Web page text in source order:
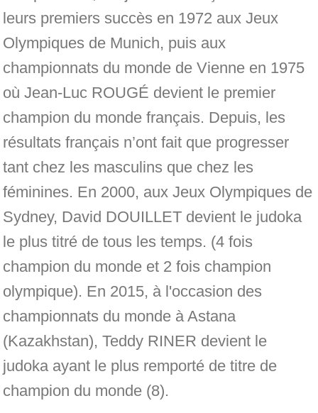
leurs premiers succès en 1972 aux Jeux
Olympiques de Munich, puis aux
championnats du monde de Vienne en 1975
où Jean-Luc ROUGÉ devient le premier
champion du monde français. Depuis, les
résultats français n’ont fait que progresser
tant chez les masculins que chez les
féminines. En 2000, aux Jeux Olympiques de
Sydney, David DOUILLET devient le judoka
le plus titré de tous les temps. (4 fois
champion du monde et 2 fois champion
olympique). En 2015, à l'occasion des
championnats du monde à Astana
(Kazakhstan), Teddy RINER devient le
judoka ayant le plus remporté de titre de
champion du monde (8).